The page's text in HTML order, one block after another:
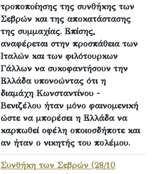
τροποποίησης της συνθήκης των
Σεβρών και της αποκατάστασης
της συμμαχίας. Επίσης,
αναφέρεται στην προσπάθεια των
Ιταλών και των φιλότουρκων
Γάλλων να συκοφαντήσουν την
Ελλάδα υπονοώντας ότι η
διαμάχη Κωνσταντίνου -
Βενιζέλου ήταν μόνο φαινομενική
ώστε να μπορέσει η Ελλάδα να
καρπωθεί οφέλη οποιοσδήποτε και
αν ήταν ο νικητής του πολέμου.
Συνθήκη των Σεβρών (28/10